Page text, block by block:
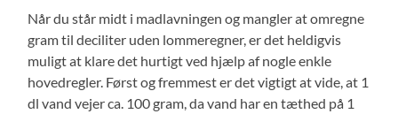
Når du står midt i madlavningen og mangler at omregne
gram til deciliter uden lommeregner, er det heldigvis
muligt at klare det hurtigt ved hjælp af nogle enkle
hovedregler. Først og fremmest er det vigtigt at vide, at 1
dl vand vejer ca. 100 gram, da vand har en tæthed på 1